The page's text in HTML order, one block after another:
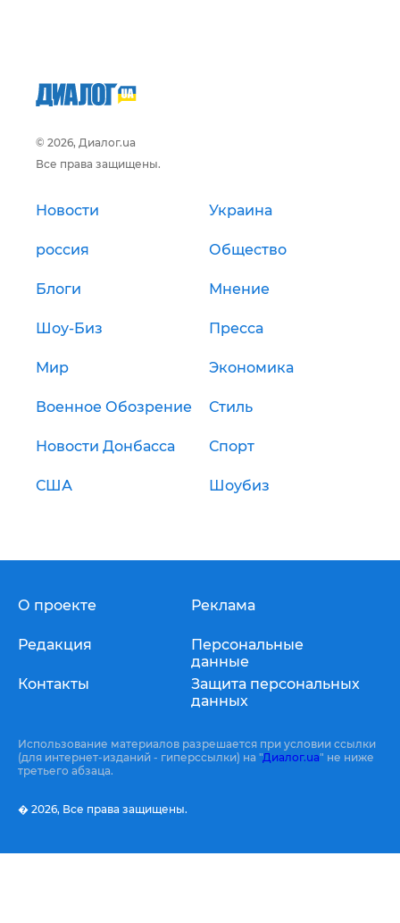
© 2026, Диалог.ua
Все права защищены.
Новости Украина
россия Общество
Блоги Мнение
Шоу-Биз Пресса
Мир Экономика
Военное Обозрение Стиль
Новости Донбасса Спорт
США Шоубиз
О проекте
Редакция
Контакты
Реклама
Персональные
данные
Защита персональных
данных
Использование материалов разрешается при условии ссылки
(для интернет-изданий - гиперссылки) на "Диалог.ua" не ниже
третьего абзаца.
� 2026, Все права защищены.